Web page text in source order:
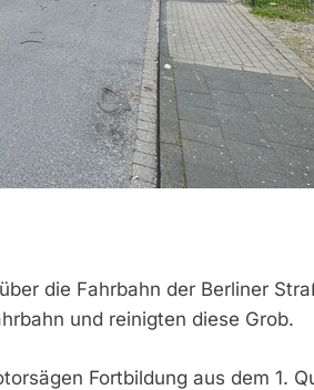
die Fahrbahn der Berliner
und reinigten diese Grob.
Fortbildung aus dem 1.